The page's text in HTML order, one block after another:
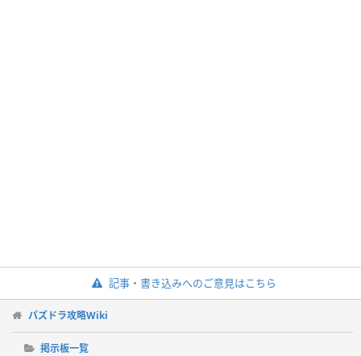
記事・書き込みへのご意見はこちら
パズドラ攻略Wiki
掲示板一覧